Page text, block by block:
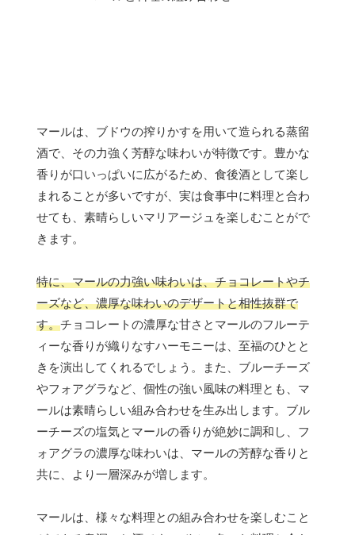
マールは、ブドウの搾りかすを用いて造られる蒸留
酒で、その力強く芳醇な味わいが特徴です。豊かな
香りが口いっぱいに広がるため、食後酒として楽し
まれることが多いですが、実は食事中に料理と合わ
せても、素晴らしいマリアージュを楽しむことがで
きます。
特に、マールの力強い味わいは、チョコレートやチ
ーズなど、濃厚な味わいのデザートと相性抜群で
す。チョコレートの濃厚な甘さとマールのフルーテ
ィーな香りが織りなすハーモニーは、至福のひとと
きを演出してくれるでしょう。また、ブルーチーズ
やフォアグラなど、個性の強い風味の料理とも、マ
ールは素晴らしい組み合わせを生み出します。ブル
ーチーズの塩気とマールの香りが絶妙に調和し、フ
ォアグラの濃厚な味わいは、マールの芳醇な香りと
共に、より一層深みが増します。
マールは、様々な料理との組み合わせを楽しむこと